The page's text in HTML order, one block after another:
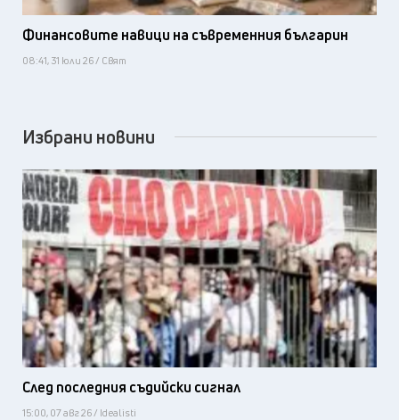
Финансовите навици на съвременния българин
08:41, 31 юли 26 / Свят
Избрани новини
След последния съдийски сигнал
15:00, 07 авг 26 / Idealisti